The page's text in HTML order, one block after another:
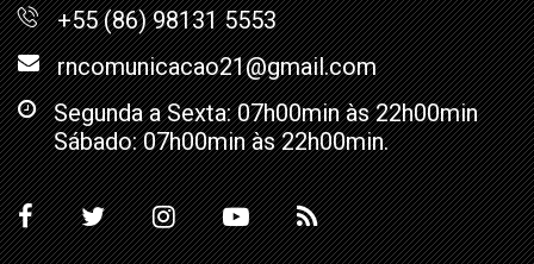
+55 (86) 98131 5553
rncomunicacao21@gmail.com
Segunda a Sexta: 07h00min às 22h00min
Sábado: 07h00min às 22h00min.